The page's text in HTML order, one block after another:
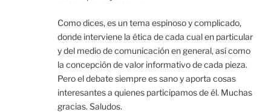
Como dices, es un tema espinoso y complicado,
donde interviene la ética de cada cual en particular
y del medio de comunicación en general, así como
la concepción de valor informativo de cada pieza.
Pero el debate siempre es sano y aporta cosas
interesantes a quienes participamos de él. Muchas
gracias. Saludos.